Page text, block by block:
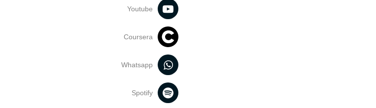
Youtube
Coursera
Whatsapp
Spotify